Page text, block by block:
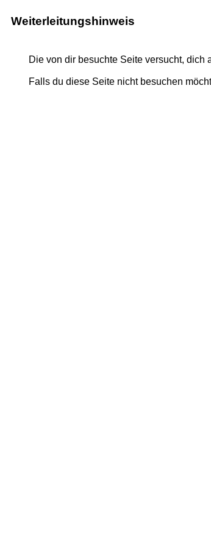
Weiterleitungshinweis
Die von dir besuchte Seite versucht, dich
Falls du diese Seite nicht besuchen